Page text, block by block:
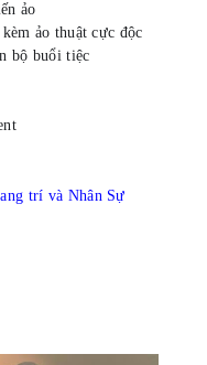
ảo
ảo thuật cực độc
bộ buổi tiệc
trí và Nhân Sự